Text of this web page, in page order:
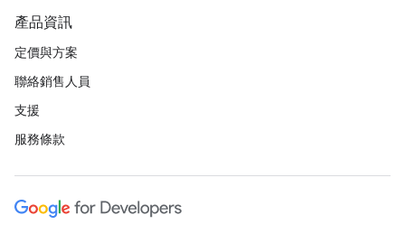
產品資訊
定價與方案
聯絡銷售人員
支援
服務條款